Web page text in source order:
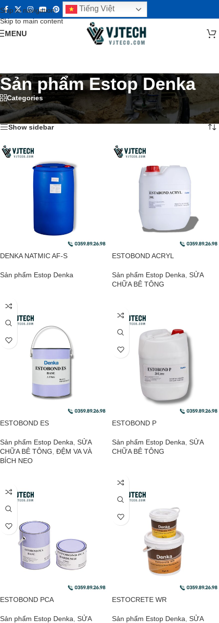
Skip to navigation
Skip to main content
Tiếng Việt
MENU
Sản phẩm Estop Denka
Categories
Trang chủ/Sản phẩm Estop Denka Hiển thị 1–12 của 56 kết quả
Show sidebar
DENKA NATMIC AF-S
Sản phẩm Estop Denka
ESTOBOND ACRYL
Sản phẩm Estop Denka SỬA
CHỮA BÊ TÔNG
ESTOBOND ES
Sản phẩm Estop Denka SỬA
CHỮA BÊ TÔNG ĐỆM VA VÀ
BÍCH NEO
ESTOBOND P
Sản phẩm Estop Denka SỬA
CHỮA BÊ TÔNG
ESTOBOND PCA
Sản phẩm Estop Denka SỬA
ESTOCRETE WR
Sản phẩm Estop Denka SỬA